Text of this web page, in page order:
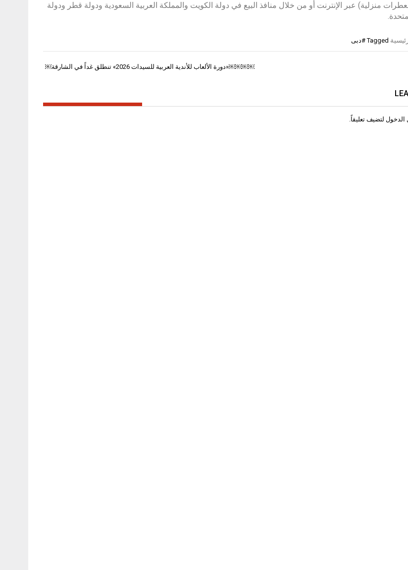
منزلية) عبر الإنترنت أو من خلال منافذ البيع في دولة الكويت والمملكة العربية السعودية ودولة قطر ودولة
Tagged #دبى
￼￼￼￼«دورة الألعاب للأندية العربية للسيدات 2026» تنطلق غداً في الشارقة￼
لتضيف تعليقاً.